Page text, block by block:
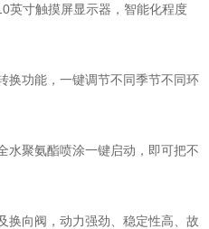
寸触摸屏显示器，智能化程度
功能，一键调节不同季节不同环
聚氨酯喷涂一键启动，即可把不
向阀，动力强劲、稳定性高、故